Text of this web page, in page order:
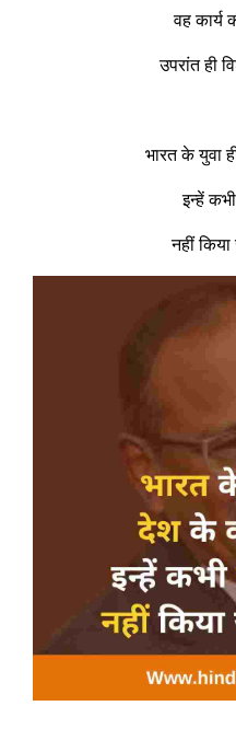
वह कार्य
उपरांत ही
भारत के युवा
इन्हें
नहीं किया